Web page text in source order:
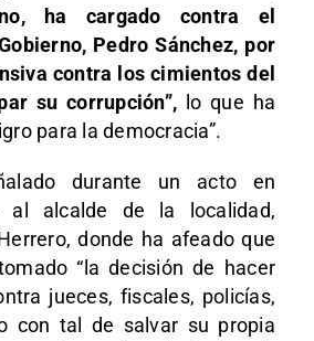
ha cargado contra el
Pedro Sánchez, por
contra los cimientos del
su corrupción”, lo que ha
para la democracia”.
durante un acto en
al alcalde de la localidad,
donde ha afeado que
“la decisión de hacer
jueces, fiscales, policías,
con tal de salvar su propia